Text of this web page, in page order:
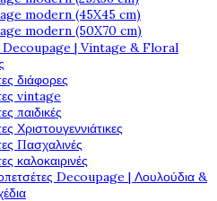
modern (45X45 cm)
modern (50X70 cm)
Decoupage | Vintage & Floral
διάφορες
vintage
παιδικές
Χριστουγεννιάτικες
Πασχαλινές
καλοκαιρινές
Decoupage | Λουλούδια &